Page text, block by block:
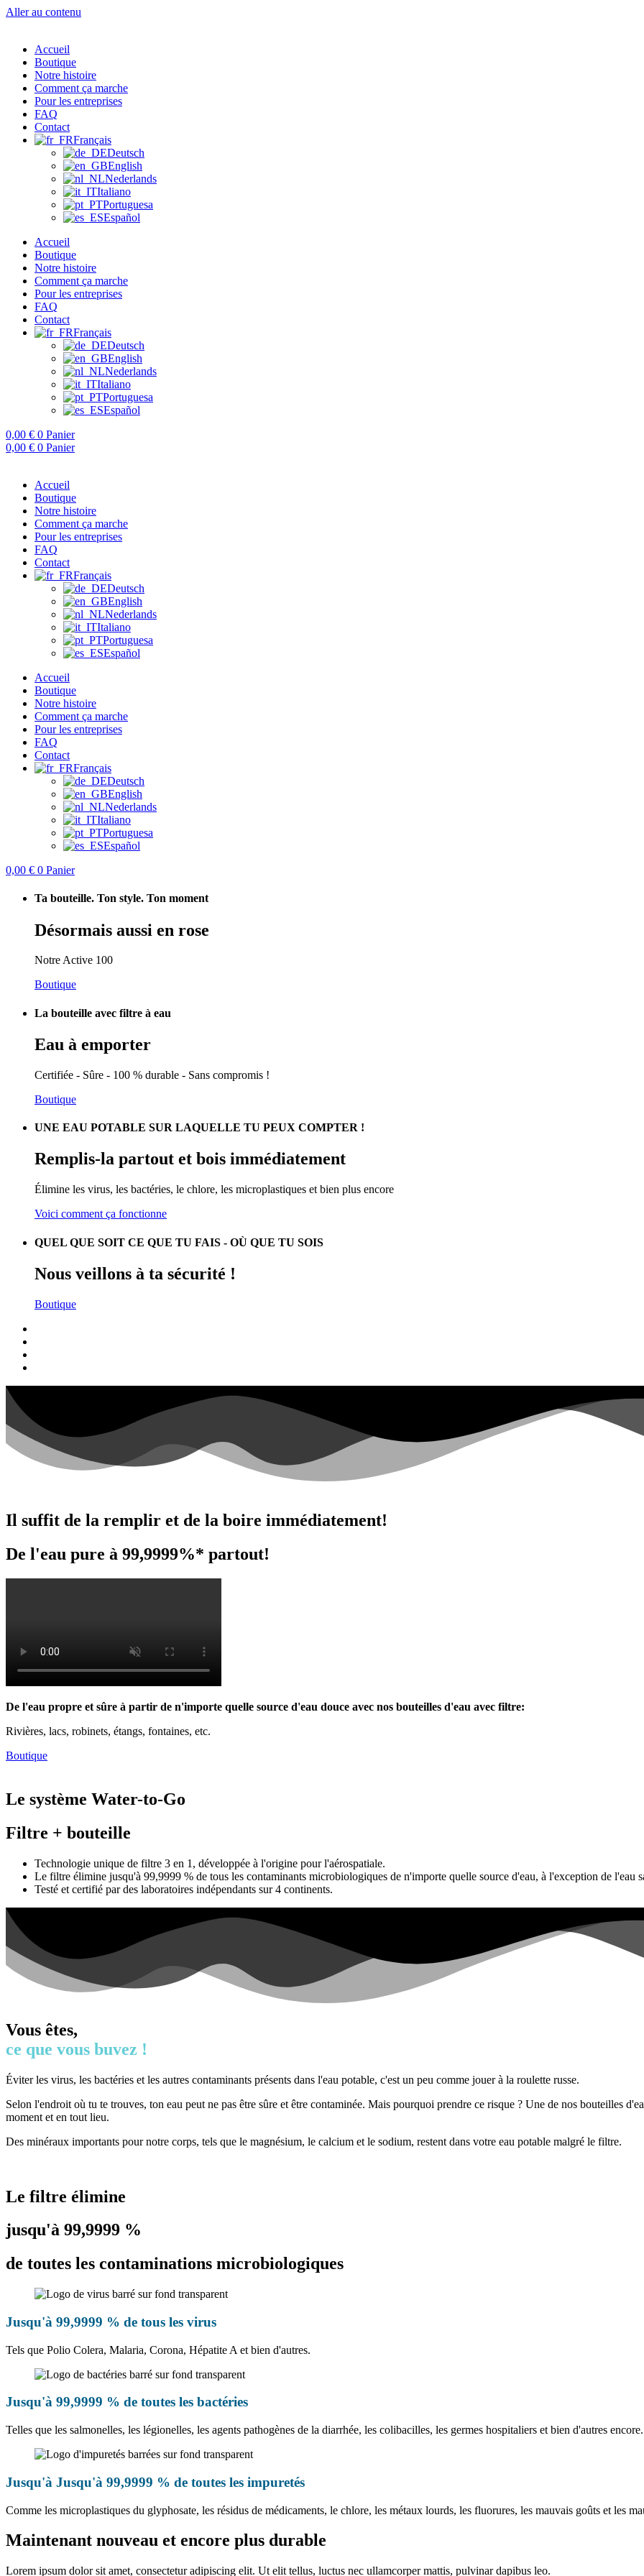
Aller au contenu
Accueil
Boutique
Notre histoire
Comment ça marche
Pour les entreprises
FAQ
Contact
Français
Deutsch
English
Nederlands
Italiano
Portuguesa
Español
Accueil
Boutique
Notre histoire
Comment ça marche
Pour les entreprises
FAQ
Contact
Français
Deutsch
English
Nederlands
Italiano
Portuguesa
Español
0,00 € 0 Panier
0,00 € 0 Panier
Accueil
Boutique
Notre histoire
Comment ça marche
Pour les entreprises
FAQ
Contact
Français
Deutsch
English
Nederlands
Italiano
Portuguesa
Español
Accueil
Boutique
Notre histoire
Comment ça marche
Pour les entreprises
FAQ
Contact
Français
Deutsch
English
Nederlands
Italiano
Portuguesa
Español
0,00 € 0 Panier
Ta bouteille. Ton style. Ton moment
Désormais aussi en rose
Notre Active 100
Boutique
La bouteille avec filtre à eau
Eau à emporter
Certifiée - Sûre - 100 % durable - Sans compromis !
Boutique
UNE EAU POTABLE SUR LAQUELLE TU PEUX COMPTER !
Remplis-la partout et bois immédiatement
Élimine les virus, les bactéries, le chlore, les microplastiques et bien plus encore
Voici comment ça fonctionne
QUEL QUE SOIT CE QUE TU FAIS - OÙ QUE TU SOIS
Nous veillons à ta sécurité !
Boutique
Il suffit de la remplir et de la boire immédiatement!
De l'eau pure à 99,9999%* partout!
De l'eau propre et sûre à partir de n'importe quelle source d'eau douce avec nos bouteilles d'eau avec filtre:
Rivières, lacs, robinets, étangs, fontaines, etc.
Boutique
Le système Water-to-Go
Filtre + bouteille
Technologie unique de filtre 3 en 1, développée à l'origine pour l'aérospatiale.
Le filtre élimine jusqu'à 99,9999 % de tous les contaminants microbiologiques de n'importe quelle source d'eau, à l'exception de l'eau
Testé et certifié par des laboratoires indépendants sur 4 continents.
Vous êtes,
ce que vous buvez !
Éviter les virus, les bactéries et les autres contaminants présents dans l'eau potable, c'est un peu comme jouer à la roulette russe.
Selon l'endroit où tu te trouves, ton eau peut ne pas être sûre et être contaminée. Mais pourquoi prendre ce risque ? Une de nos bouteilles
moment et en tout lieu.
Des minéraux importants pour notre corps, tels que le magnésium, le calcium et le sodium, restent dans votre eau potable malgré le filtre.
Le filtre élimine
jusqu'à 99,9999 %
de toutes les contaminations microbiologiques
Jusqu'à 99,9999 % de tous les virus
Tels que Polio Colera, Malaria, Corona, Hépatite A et bien d'autres.
Jusqu'à 99,9999 % de toutes les bactéries
Telles que les salmonelles, les légionelles, les agents pathogènes de la diarrhée, les colibacilles, les germes hospitaliers et bien d'autres encore.
Jusqu'à Jusqu'à 99,9999 % de toutes les impuretés
Comme les microplastiques du glyphosate, les résidus de médicaments, le chlore, les métaux lourds, les fluorures, les mauvais goûts et les
Maintenant nouveau et encore plus durable
Lorem ipsum dolor sit amet, consectetur adipiscing elit. Ut elit tellus, luctus nec ullamcorper mattis, pulvinar dapibus leo.